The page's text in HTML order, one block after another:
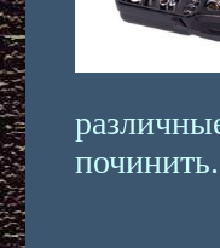
починить.